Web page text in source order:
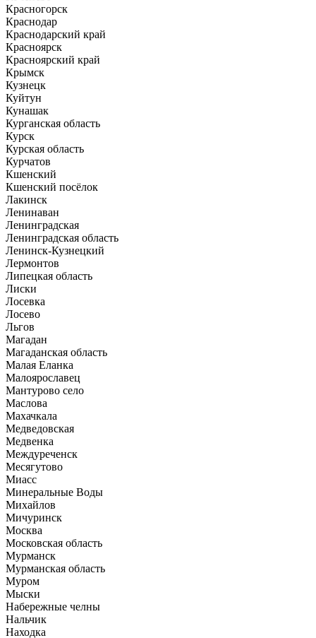
Красногорск
Краснодар
Краснодарский край
Красноярск
Красноярский край
Крымск
Кузнецк
Куйтун
Кунашак
Курганская область
Курск
Курская область
Курчатов
Кшенский
Кшенский посёлок
Лакинск
Ленинаван
Ленинградская
Ленинградская область
Ленинск-Кузнецкий
Лермонтов
Липецкая область
Лиски
Лосевка
Лосево
Льгов
Магадан
Магаданская область
Малая Еланка
Малоярославец
Мантурово село
Маслова
Махачкала
Медведовская
Медвенка
Междуреченск
Месягутово
Миасс
Минеральные Воды
Михайлов
Мичуринск
Москва
Московская область
Мурманск
Мурманская область
Муром
Мыски
Набережные челны
Нальчик
Находка